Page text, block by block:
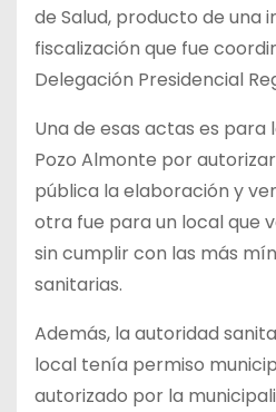
de Salud, producto de una
fiscalización que fue
Delegación Presidencial
Una de esas actas es para
Pozo Almonte por
pública la elaboración y
otra fue para un local que
sin cumplir con las más
sanitarias.
Además, la autoridad
local tenía permiso
autorizado por la